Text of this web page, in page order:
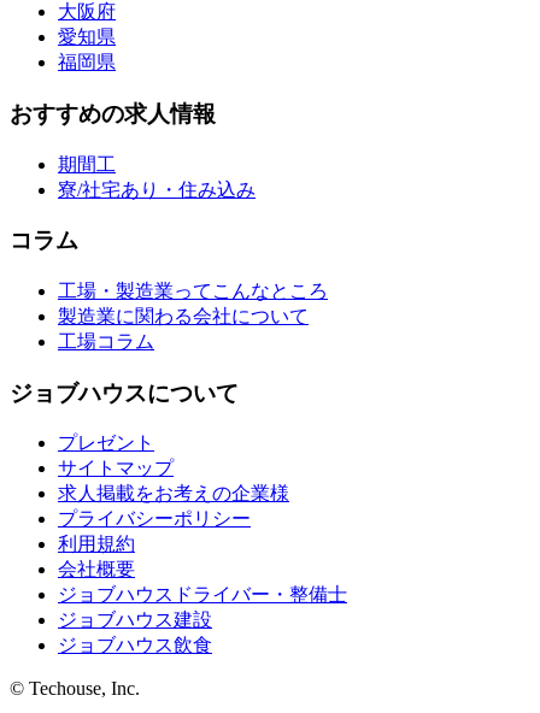
大阪府
愛知県
福岡県
おすすめの求人情報
期間工
寮/社宅あり・住み込み
コラム
工場・製造業ってこんなところ
製造業に関わる会社について
工場コラム
ジョブハウスについて
プレゼント
サイトマップ
求人掲載をお考えの企業様
プライバシーポリシー
利用規約
会社概要
ジョブハウスドライバー・整備士
ジョブハウス建設
ジョブハウス飲食
© Techouse, Inc.